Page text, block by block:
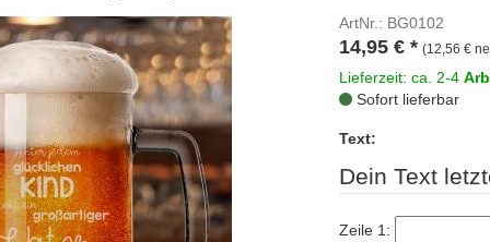
ArtNr.: BG0102
14,95 € * (12,56 €
Lieferzeit: ca. 2-4
Sofort lieferbar
Text:
Dein Text
Zeile 1: